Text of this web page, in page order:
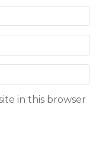
in this browser